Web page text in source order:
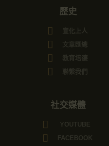
歷史
宣化上人
文章匯總
教育培德
聯繫我們
社交媒體
YOUTUBE
FACEBOOK